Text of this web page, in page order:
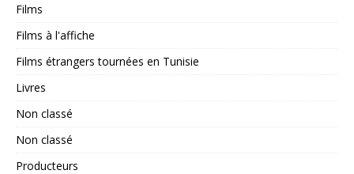
Films
Films à l'affiche
Films étrangers tournées en Tunisie
Livres
Non classé
Non classé
Producteurs